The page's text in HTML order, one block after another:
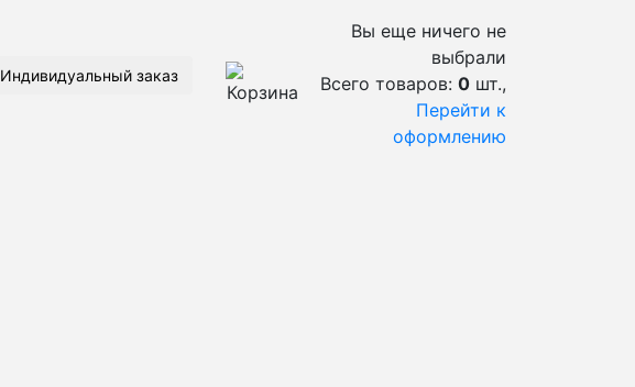
Индивидуальный заказ
Вы еще ничего не
выбрали
Всего товаров: 0 шт.,
Перейти к
оформлению